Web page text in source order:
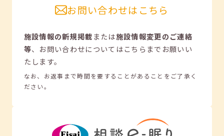
お問い合わせはこちら
施設情報の新規掲載または施設情報変更のご連絡
等、 お問い合わせについてはこちらまでお願いい
たします。
なお、お返事まで時間を要することがあることをご了承く
ださい。